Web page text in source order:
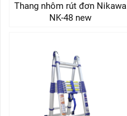
Thang nhôm rút đơn Nikawa
NK-48 new